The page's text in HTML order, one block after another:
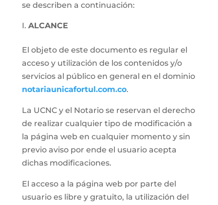
se describen a continuación:
ALCANCE
El objeto de este documento es regular el
acceso y utilización de los contenidos y/o
servicios al público en general en el dominio
notariaunicafortul.com.co.
La UCNC y el Notario se reservan el derecho
de realizar cualquier tipo de modificación a
la página web en cualquier momento y sin
previo aviso por ende el usuario acepta
dichas modificaciones.
El acceso a la página web por parte del
usuario es libre y gratuito, la utilización del